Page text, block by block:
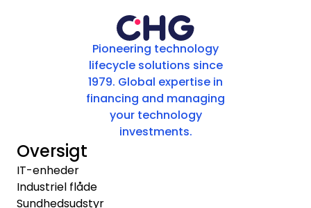
Pioneering technology
lifecycle solutions since
1979. Global expertise in
financing and managing
your technology
investments.
Oversigt
IT-enheder
Industriel flåde
Sundhedsudstyr